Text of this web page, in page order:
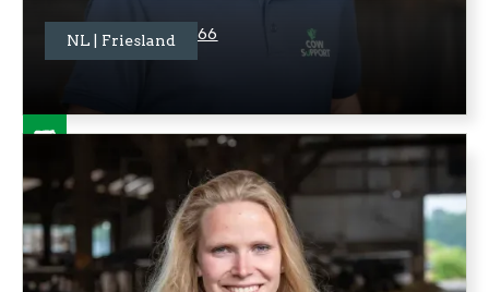
+31 06 4373 7566
NL | Friesland